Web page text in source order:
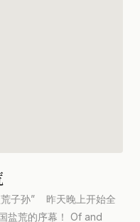
荒子孙” 昨天晚上开始全
盐荒的序幕！ Of and